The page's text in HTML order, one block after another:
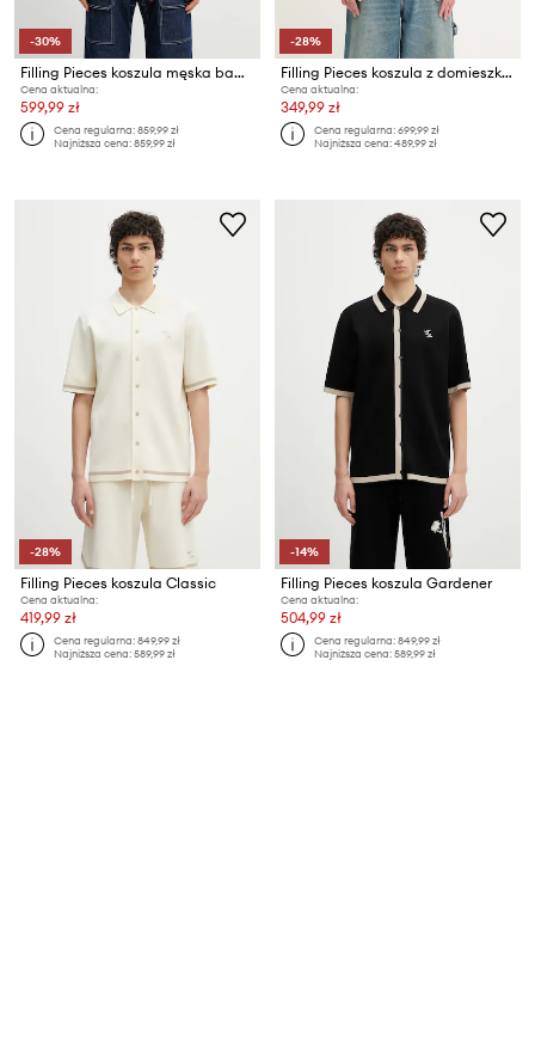
-30%
Filling Pieces koszula męska bawełniana Pinstripe
Cena aktualna:
599,99 zł
Cena regularna:859,99 zł
Najniższa cena:859,99 zł
-28%
Filling Pieces koszula z domieszką lnu Resort
Cena aktualna:
349,99 zł
Cena regularna:699,99 zł
Najniższa cena:489,99 zł
-28%
Filling Pieces koszula Classic
Cena aktualna:
419,99 zł
Cena regularna:849,99 zł
Najniższa cena:589,99 zł
-14%
Filling Pieces koszula Gardener
Cena aktualna:
504,99 zł
Cena regularna:849,99 zł
Najniższa cena:589,99 zł